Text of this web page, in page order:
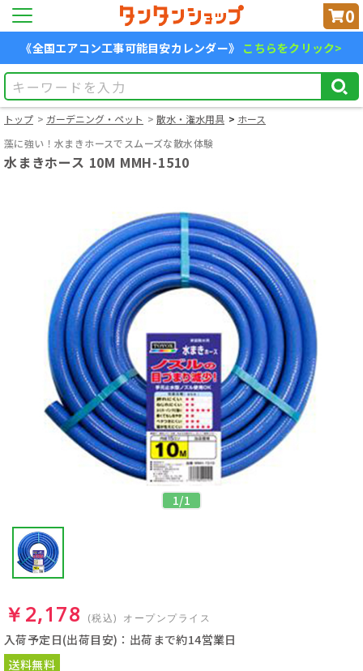
0
《全国エアコン工事可能目安カレンダー》 こちらをクリック>
トップ ガーデニング・ペット 散水・潅水用具
ホース
藻に強い！水まきホースでスムーズな散水体験
水まきホース 10M MMH-1510
1/1
￥2,178 (税込) オープンプライス
入荷予定日(出荷目安)：出荷まで約14営業日
送料無料